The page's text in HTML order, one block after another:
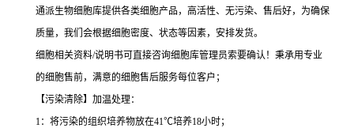
通派生物细胞库提供各类细胞产品，高活性、无污染、售后好，为确保
质量，我们会根据细胞密度、状态等因素，安排发货。
细胞相关资料/说明书可直接咨询细胞库管理员索要确认！秉承用专业
的细胞售前，满意的细胞售后服务每位客户；
【污染清除】加温处理：
1：将污染的组织培养物放在41℃培养18小时；